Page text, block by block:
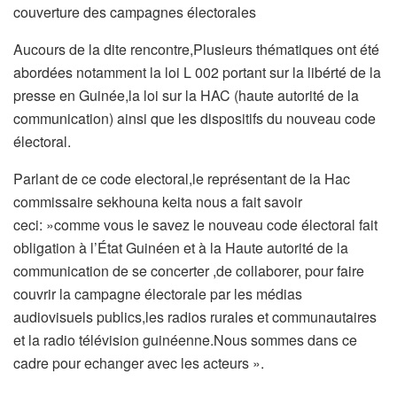
couverture des campagnes électorales
Aucours de la dite rencontre,Plusieurs thématiques ont été
abordées notamment la loi L 002 portant sur la libérté de la
presse en Guinée,la loi sur la HAC (haute autorité de la
communication) ainsi que les dispositifs du nouveau code
électoral.
Parlant de ce code electoral,le représentant de la Hac
commissaire sekhouna keita nous a fait savoir
ceci: »comme vous le savez le nouveau code électoral fait
obligation à l’État Guinéen et à la Haute autorité de la
communication de se concerter ,de collaborer, pour faire
couvrir la campagne électorale par les médias
audiovisuels publics,les radios rurales et communautaires
et la radio télévision guinéenne.Nous sommes dans ce
cadre pour echanger avec les acteurs ».